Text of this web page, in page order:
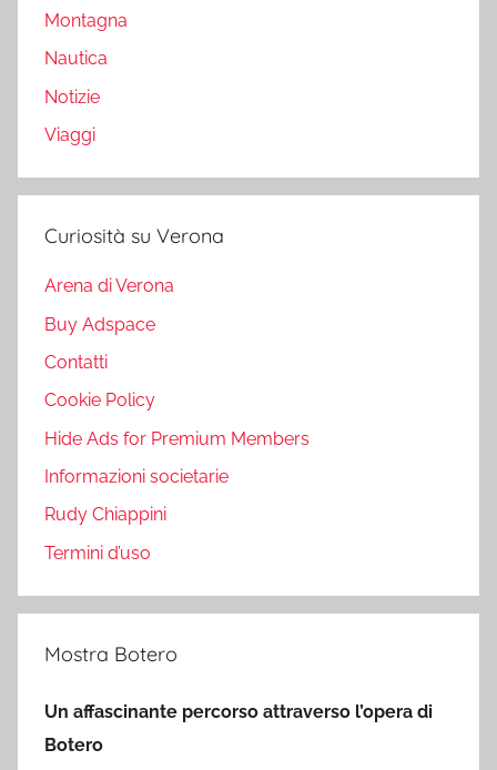
Montagna
Nautica
Notizie
Viaggi
Curiosità su Verona
Arena di Verona
Buy Adspace
Contatti
Cookie Policy
Hide Ads for Premium Members
Informazioni societarie
Rudy Chiappini
Termini d’uso
Mostra Botero
Un affascinante percorso attraverso l’opera di
Botero